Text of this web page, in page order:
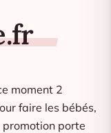
moment 2
faire les bébés,
promotion porte